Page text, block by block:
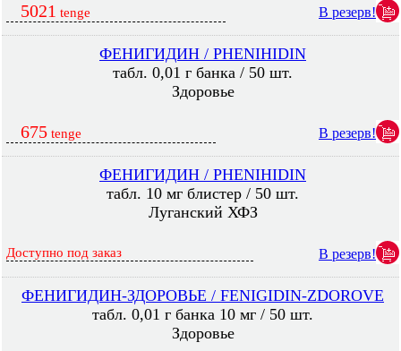
5021 tenge В резерв!
ФЕНИГИДИН / PHENIHIDIN
табл. 0,01 г банка / 50 шт.
Здоровье
675 tenge В резерв!
ФЕНИГИДИН / PHENIHIDIN
табл. 10 мг блистер / 50 шт.
Луганский ХФЗ
Доступно под заказ В резерв!
ФЕНИГИДИН-ЗДОРОВЬЕ / FENIGIDIN-ZDOROVE
табл. 0,01 г банка 10 мг / 50 шт.
Здоровье